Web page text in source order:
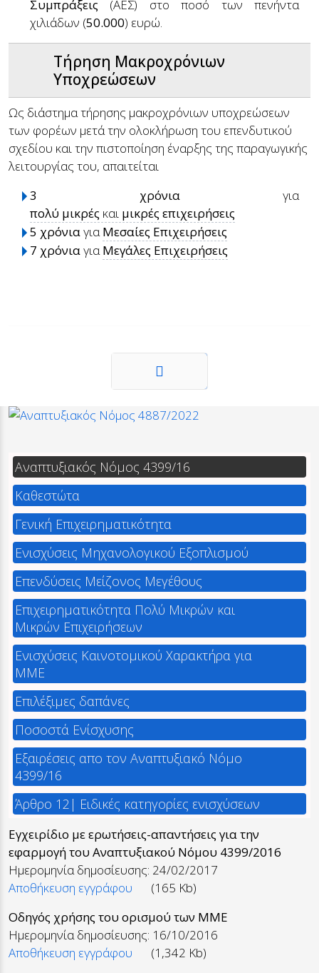
Συμπράξεις (ΑΕΣ) στο ποσό των πενήντα
χιλιάδων (50.000) ευρώ.
Τήρηση Μακροχρόνιων
Υποχρεώσεων
Ως διάστημα τήρησης μακροχρόνιων υποχρεώσεων
των φορέων μετά την ολοκλήρωση του επενδυτικού
σχεδίου και την πιστοποίηση έναρξης της παραγωγικής
λειτουργίας του, απαιτείται
3 χρόνια για
πολύ μικρές και μικρές επιχειρήσεις
5 χρόνιαγιαΜεσαίες Επιχειρήσεις
7 χρόνιαγιαΜεγάλες Επιχειρήσεις
Αναπτυξιακός Νόμος 4399/16
Καθεστώτα
Γενική Επιχειρηματικότητα
Ενισχύσεις Μηχανολογικού Εξοπλισμού
Επενδύσεις Μείζονος Μεγέθους
Επιχειρηματικότητα Πολύ Μικρών και
Μικρών Επιχειρήσεων
Ενισχύσεις Καινοτομικού Χαρακτήρα για
ΜΜΕ
Επιλέξιμες δαπάνες
Ποσοστά Ενίσχυσης
Εξαιρέσεις απο τον Αναπτυξιακό Νόμο
4399/16
Άρθρο 12| Ειδικές κατηγορίες ενισχύσεων
Εγχειρίδιο με ερωτήσεις-απαντήσεις για την
εφαρμογή του Αναπτυξιακού Νόμου 4399/2016
Ημερομηνία δημοσίευσης: 24/02/2017
Αποθήκευση εγγράφου
(165 Kb)
Oδηγός χρήσης του ορισμού των ΜΜΕ
Ημερομηνία δημοσίευσης: 16/10/2016
Αποθήκευση εγγράφου
(1,342 Kb)